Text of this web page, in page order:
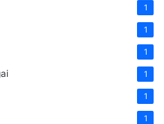
1
1
1
1
1
1